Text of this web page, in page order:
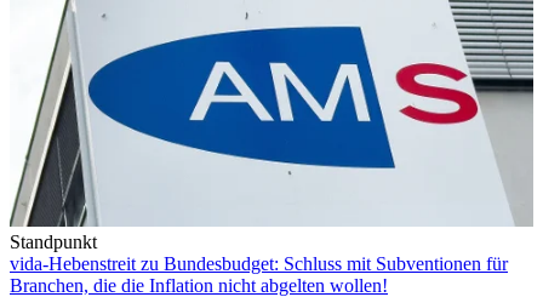
Standpunkt
vida-Hebenstreit zu Bundesbudget: Schluss mit Subventionen für
Branchen, die die Inflation nicht abgelten wollen!